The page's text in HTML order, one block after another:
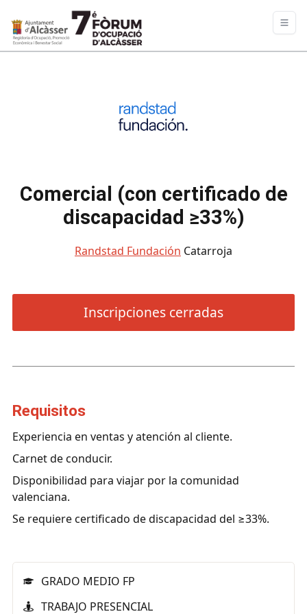
Comercial (con certificado de
discapacidad ≥33%)
Randstad Fundación Catarroja
Inscripciones cerradas
requisitos
Experiencia en ventas y atención al cliente.
Carnet de conducir.
Disponibilidad para viajar por la comunidad
valenciana.
Se requiere certificado de discapacidad del ≥33%.
GRADO MEDIO FP
TRABAJO PRESENCIAL